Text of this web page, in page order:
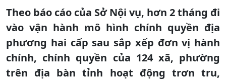
Theo báo cáo của Sở Nội vụ, hơn 2 tháng đi
vào vận hành mô hình chính quyền địa
phương hai cấp sau sắp xếp đơn vị hành
chính, chính quyền của 124 xã, phường
trên địa bàn tỉnh hoạt động trơn tru,